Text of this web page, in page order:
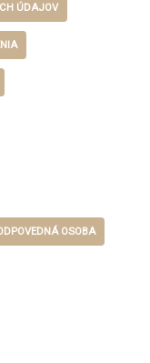
ÚDAJOV
OSOBA